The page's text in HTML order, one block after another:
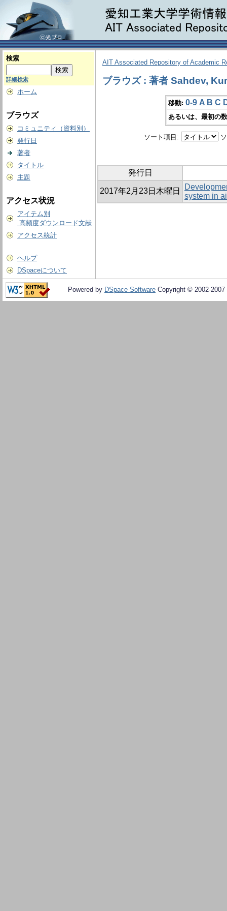
検索
詳細検索
ホーム
ブラウズ
コミュニティ（資料別）
発行日
著者
タイトル
主題
アクセス状況
アイテム別
高頻度ダウンロード文献
アクセス統計
ヘルプ
DSpaceについて
AIT Associated Repository of Academic
ブラウズ : 著者 Sahdev,
移動: 0-9 A B C
あるいは、最初の
ソート項目:
発行日
2017年2月23日木曜日
system in
Powered by DSpace Software Copyright © 2002-2007